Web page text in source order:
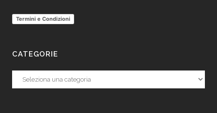
Termini e Condizioni
CATEGORIE
Categorie